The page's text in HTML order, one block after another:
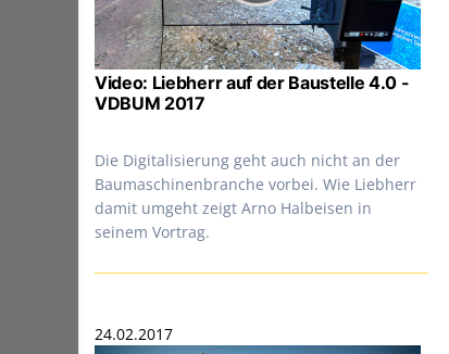
Video: Liebherr auf der Baustelle 4.0 -
VDBUM 2017
Die Digitalisierung geht auch nicht an der
Baumaschinenbranche vorbei. Wie Liebherr
damit umgeht zeigt Arno Halbeisen in
seinem Vortrag.
24.02.2017